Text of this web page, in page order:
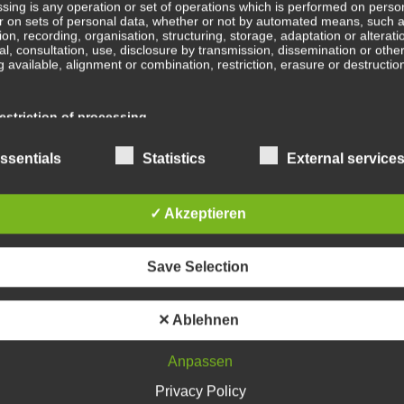
is any operation or set of operations which is performed on
on sets of personal data, whether or not by automated means, such
recording, organisation, structuring, storage, adaptation or
consultation, use, disclosure by transmission, dissemination or
available, alignment or combination, restriction, erasure or
of processing
of processing is the marking of stored personal data with the aim
their processing in the future.
means any form of automated processing of personal data consisting
of personal data to evaluate certain personal aspects relating to a
in particular to analyse or predict aspects concerning that natural
at work, economic situation, health, personal preferences,
behaviour, location or movements.
Statistics External services
✓ Akzeptieren
Save Selection
✕ Ablehnen
Anpassen
Privacy Policy